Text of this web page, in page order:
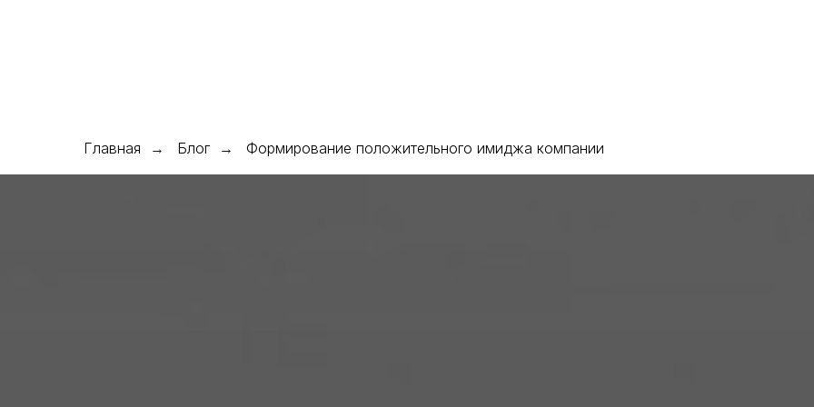
Главная → Блог → Формирование положительного имиджа компании